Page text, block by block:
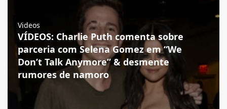
Videos
VÍDEOS: Charlie Puth comenta sobre
parceria com Selena Gomez em “We
Don’t Talk Anymore” & desmente
rumores de namoro